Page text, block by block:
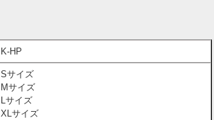
K-HP
Sサイズ
Mサイズ
Lサイズ
XLサイズ